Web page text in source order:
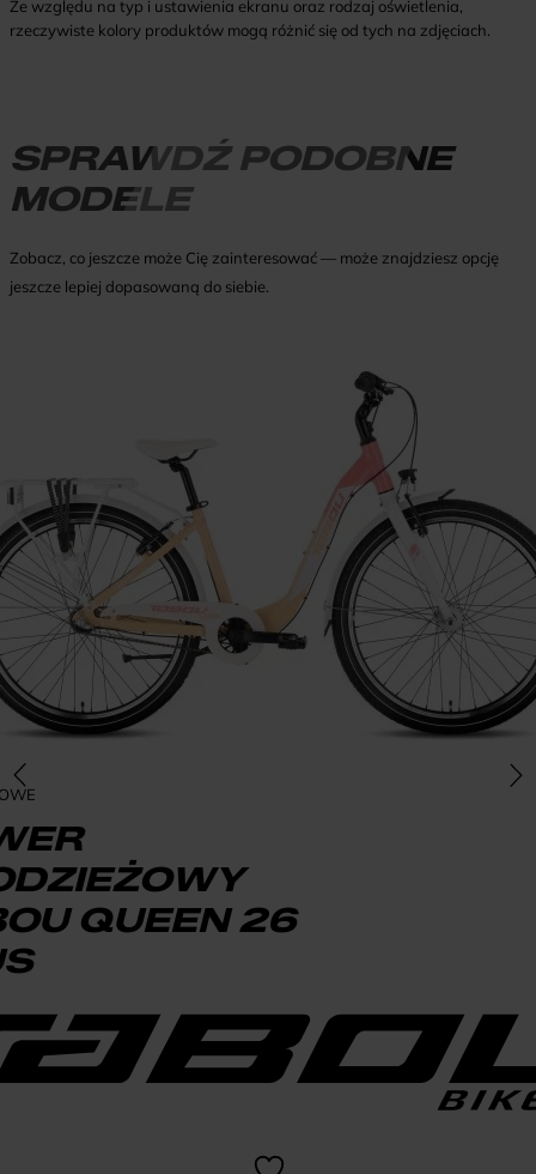
Ze względu na typ i ustawienia ekranu oraz rodzaj oświetlenia,
rzeczywiste kolory produktów mogą różnić się od tych na zdjęciach.
SPRAWDŹ PODOBNE
MODELE
Zobacz, co jeszcze może Cię zainteresować — może znajdziesz opcję
jeszcze lepiej dopasowaną do siebie.
QUEEN 26